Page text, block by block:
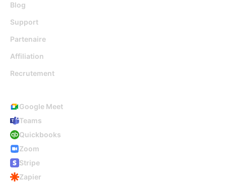
Blog
Support
Partenaire
Affiliation
Recrutement
Google Meet
Teams
Quickbooks
Zoom
Stripe
Zapier